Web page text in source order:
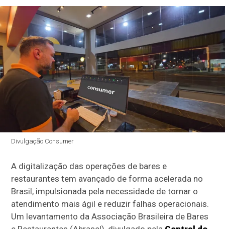
Divulgação Consumer
A digitalização das operações de bares e
restaurantes tem avançado de forma acelerada no
Brasil, impulsionada pela necessidade de tornar o
atendimento mais ágil e reduzir falhas operacionais.
Um levantamento da Associação Brasileira de Bares